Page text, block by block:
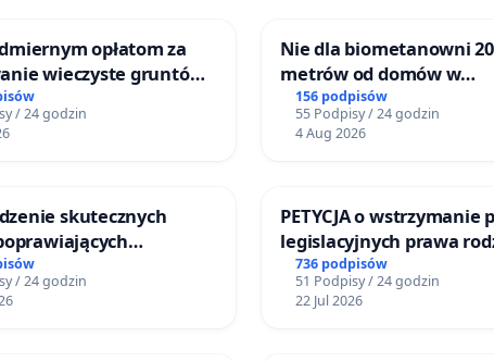
opłatom za
wieczyste gruntów
przez rodzinne
/ 24 godzin
Nie dla biometanowni
metrów od domów w
Biernatkach, gm.
Wielkie
156 podpisów
55 Podpisy / 24 godzin
4 Aug 2026
skutecznych
na ulicy
w Otwocku
/ 24 godzin
PETYCJA o wstrzymanie
legislacyjnych prawa
narażających ofiary
736 podpisów
51 Podpisy / 24 godzin
22 Jul 2026